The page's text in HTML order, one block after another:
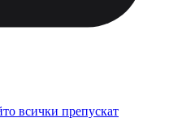
всички препускат